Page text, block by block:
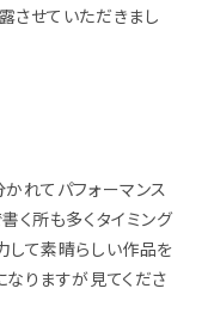
させていただきまし
れてパフォーマンス
く所も多くタイミング
して素晴らしい作品を
なりますが見てくださ